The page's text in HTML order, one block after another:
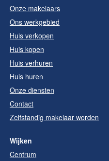
Onze makelaars
Ons werkgebied
Huis verkopen
Huis kopen
Huis verhuren
Huis huren
Onze diensten
Contact
Zelfstandig makelaar worden
Wijken
Centrum